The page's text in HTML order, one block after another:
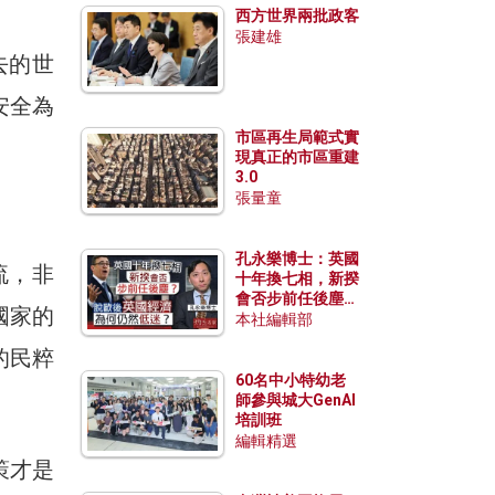
的世
全為
，非
家的
民粹
才是
西方世界兩批政客
張建雄
市區再生局範式實
現真正的市區重建
3.0
張量童
孔永樂博士：英國
十年換七相，新揆
會否步前任後塵？
脫歐後英國經濟為
本社編輯部
60名中小特幼老
師參與城大GenAI
培訓班
編輯精選